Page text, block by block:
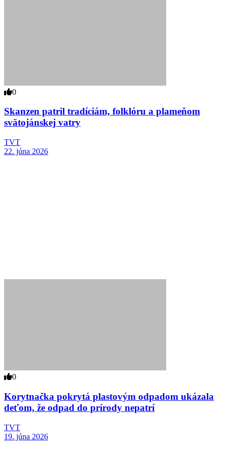
0
Skanzen patril tradíciám, folklóru a plameňom
svätojánskej vatry
TVT
22. júna 2026
0
Korytnačka pokrytá plastovým odpadom ukázala
deťom, že odpad do prírody nepatrí
TVT
19. júna 2026